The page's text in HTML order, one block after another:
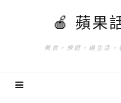
🍎 蘋果
美食。旅遊。過生活